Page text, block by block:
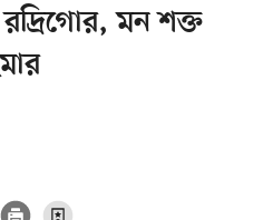
মন শক্ত